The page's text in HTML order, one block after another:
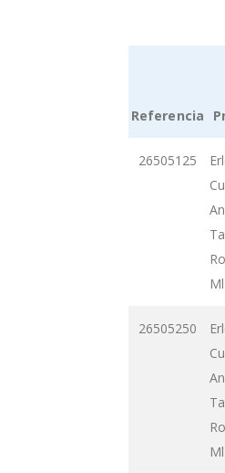
Referencia
26505125
Ml
26505250
Ml